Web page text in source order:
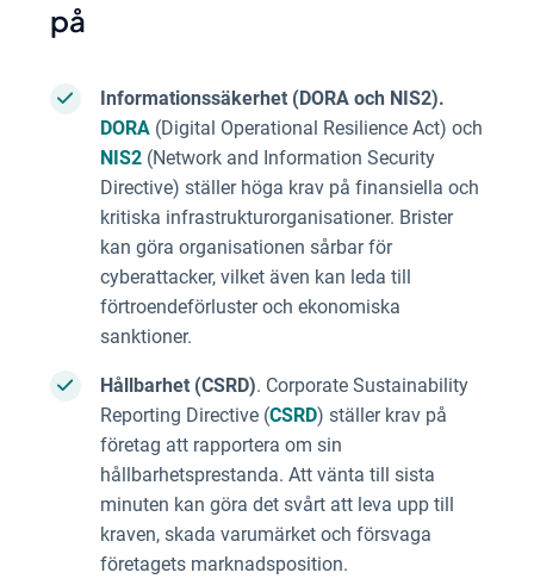
på
Informationssäkerhet (DORA och NIS2).
DORA(Digital Operational Resilience Act) och
NIS2(Network and Information Security
Directive) ställer höga krav på finansiella och
kritiska infrastrukturorganisationer. Brister
kan göra organisationen sårbar för
cyberattacker, vilket även kan leda till
förtroendeförluster och ekonomiska
sanktioner.
Hållbarhet (CSRD). Corporate Sustainability
Reporting Directive (CSRD) ställer krav på
företag att rapportera om sin
hållbarhetsprestanda. Att vänta till sista
minuten kan göra det svårt att leva upp till
kraven, skada varumärket och försvaga
företagets marknadsposition.